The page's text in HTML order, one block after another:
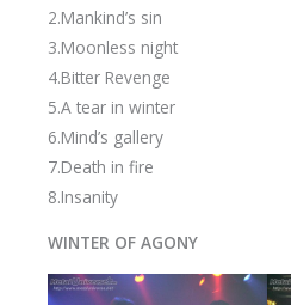
2.Mankind’s sin
3.Moonless night
4.Bitter Revenge
5.A tear in winter
6.Mind’s gallery
7.Death in fire
8.Insanity
WINTER OF AGONY